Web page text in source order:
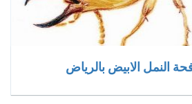
النمل الابيض بالرياض